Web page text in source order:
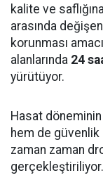
kalite ve
arasında
korunması
alanlarında 24
yürütüyor.
Hasat
hem de
zaman zaman
gerçekleştiriliyor.